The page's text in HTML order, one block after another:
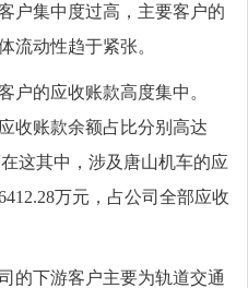
集中度过高，主要客户的
流动性趋于紧张。
的应收账款高度集中。
收账款余额占比分别高达
在这其中，涉及唐山机车的应
万元，占公司全部应收
下游客户主要为轨道交通